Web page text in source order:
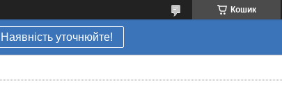
Кошик
Наявність уточнюйте!